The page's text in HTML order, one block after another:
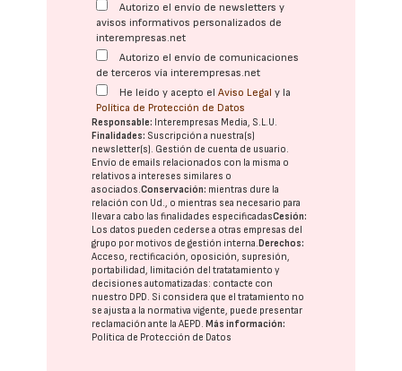
Autorizo el envío de newsletters y
avisos informativos personalizados de
interempresas.net
Autorizo el envío de comunicaciones
de terceros vía interempresas.net
He leído y acepto elAviso Legal y la
Política de Protección de Datos
Responsable: Interempresas Media, S.L.U.
Finalidades: Suscripción a nuestra(s)
newsletter(s). Gestión de cuenta de usuario.
Envío de emails relacionados con la misma o
relativos a intereses similares o
asociados.Conservación: mientras dure la
relación con Ud., o mientras sea necesario para
llevar a cabo las finalidades especificadasCesión:
Los datos pueden cederse a otras empresas del
grupo por motivos de gestión interna. Derechos:
Acceso, rectificación, oposición, supresión,
portabilidad, limitación del tratatamiento y
decisiones automatizadas: contacte con
nuestro DPD. Si considera que el tratamiento no
se ajusta a la normativa vigente, puede presentar
reclamación ante laAEPD. Más información:
Política de Protección de Datos